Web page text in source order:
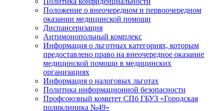
Положение о внеочередном и первоочередном
оказании медицинской помощи
Диспансеризация
Антимонопольный комплекс
Информация о льготных категориях, которым
предоставлено право на внеочередное оказание
медицинской помощи в медицинских
организациях
Информация о налоговых льготах
Политика информационной безопасности
Профсоюзный комитет СПб ГБУЗ «Городская
поликлиника №49»